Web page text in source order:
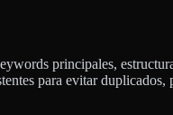
principales,
para evitar